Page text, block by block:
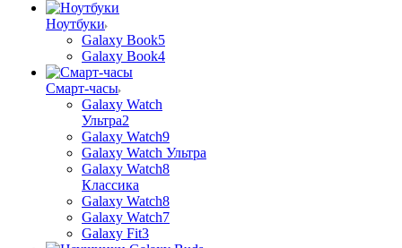
Ноутбуки
Galaxy Book5
Galaxy Book4
Смарт-часы
Galaxy Watch
Ультра2
Galaxy Watch9
Galaxy Watch Ультра
Galaxy Watch8
Классика
Galaxy Watch8
Galaxy Watch7
Galaxy Fit3